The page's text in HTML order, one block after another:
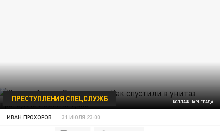
КОЛЛАЖ ЦАРЬГРАДА
ПРЕСТУПЛЕНИЯ СПЕЦСЛУЖБ
ИВАН ПРОХОРОВ 31 ИЮЛЯ 23:00